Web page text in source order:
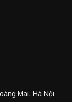
Mai, Hà Nội